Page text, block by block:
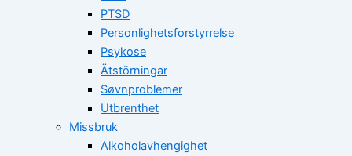
PTSD
Personlighetsforstyrrelse
Psykose
Ätstörningar
Søvnproblemer
Utbrenthet
Missbruk
Alkoholavhengighet